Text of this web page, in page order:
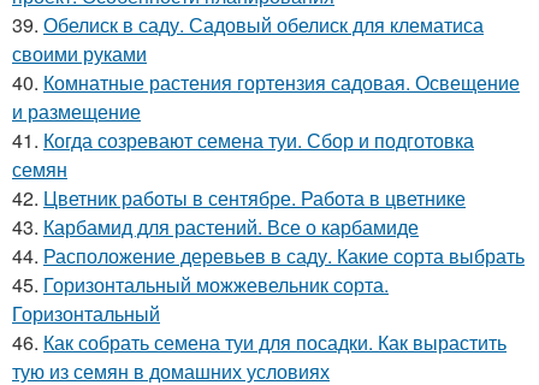
39. Обелиск в саду. Садовый обелиск для клематиса
своими руками
40. Комнатные растения гортензия садовая. Освещение
и размещение
41. Когда созревают семена туи. Сбор и подготовка
семян
42. Цветник работы в сентябре. Работа в цветнике
43. Карбамид для растений. Все о карбамиде
44. Расположение деревьев в саду. Какие сорта выбрать
45. Горизонтальный можжевельник сорта.
Горизонтальный
46. Как собрать семена туи для посадки. Как вырастить
тую из семян в домашних условиях